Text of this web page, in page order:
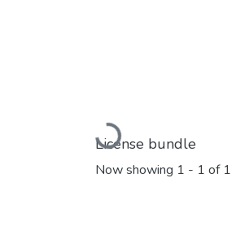
Loading...
License bundle
Now showing 1 - 1 of 1